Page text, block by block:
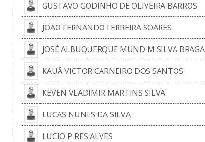
GUSTAVO GODINHO DE OLIVEIRA BARROS
JOAO FERNANDO FERREIRA SOARES
JOSÉ ALBUQUERQUE MUNDIM SILVA BRAGA
KAUÃ VICTOR CARNEIRO DOS SANTOS
KEVEN VLADIMIR MARTINS SILVA
LUCAS NUNES DA SILVA
LUCIO PIRES ALVES